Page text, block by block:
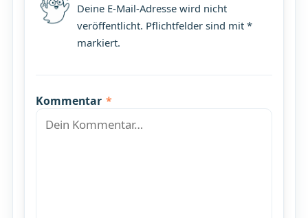
Deine E-Mail-Adresse wird nicht
veröffentlicht. Pflichtfelder sind mit *
markiert.
Kommentar *